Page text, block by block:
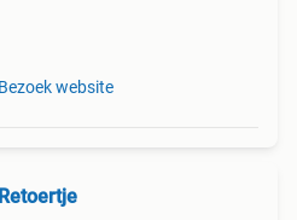
Bezoek website
Retoertje